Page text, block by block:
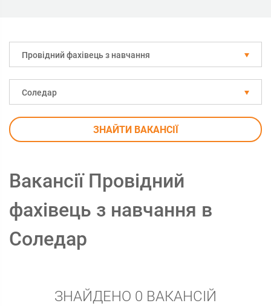
Провідний фахівець з навчання
Соледар
ЗНАЙТИ ВАКАНСІЇ
Вакансії Провідний
фахівець з навчання в
Соледар
ЗНАЙДЕНО 0 ВАКАНСІЙ